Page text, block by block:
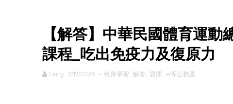
【解答】中華民國體育運動
課程_吃出免疫力及復原力
Larry 2/17/2026 - 終身學習 解答 題庫 e等公務園